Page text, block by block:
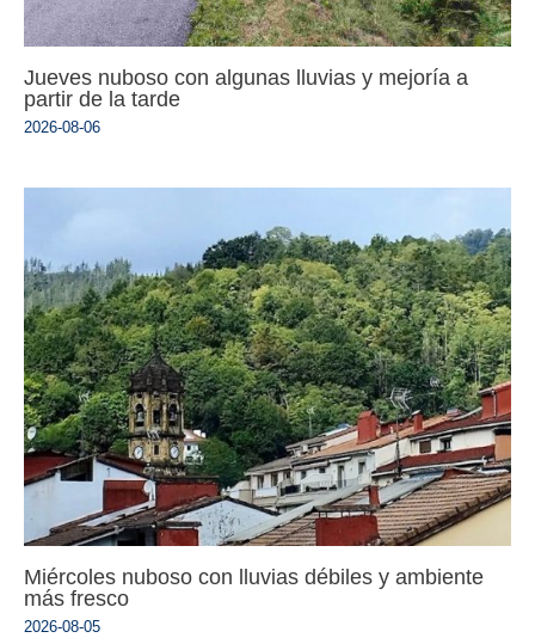
Jueves nuboso con algunas lluvias y mejoría a
partir de la tarde
2026-08-06
Miércoles nuboso con lluvias débiles y ambiente
más fresco
2026-08-05